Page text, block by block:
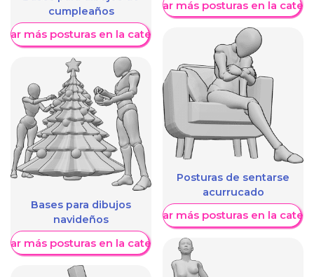
cumpleaños
más posturas en la categoría
Bases para dibujos
navideños
más posturas en la categoría
Mostrar más posturas en la
Posturas de sentarse
acurrucado
Mostrar más posturas en la